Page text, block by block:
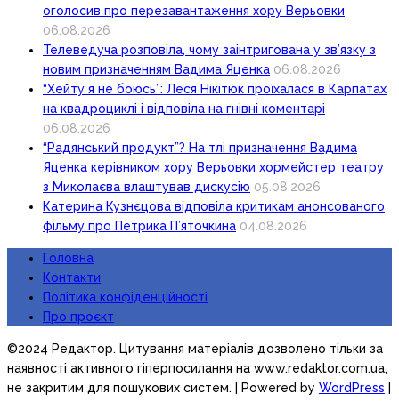
оголосив про перезавантаження хору Верьовки
06.08.2026
Телеведуча розповіла, чому заінтригована у зв’язку з
новим призначенням Вадима Яценка 06.08.2026
“Хейту я не боюсь”: Леся Нікітюк проїхалася в Карпатах
на квадроциклі і відповіла на гнівні коментарі
06.08.2026
“Радянський продукт”? На тлі призначення Вадима
Яценка керівником хору Верьовки хормейстер театру
з Миколаєва влаштував дискусію 05.08.2026
Катерина Кузнєцова відповіла критикам анонсованого
фільму про Петрика П’яточкина 04.08.2026
Головна
Контакти
Політика конфіденційності
Про проєкт
©2024 Редактор. Цитування матеріалів дозволено тільки за
наявності активного гіперпосилання на www.redaktor.com.ua,
не закритим для пошукових систем. | Powered by WordPress